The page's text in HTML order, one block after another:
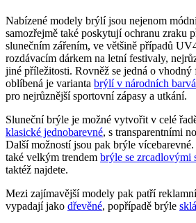
Nabízené modely brýlí jsou nejenom
samozřejmě také poskytují ochranu zraku
slunečním zářením, ve většině případů
rozdávacím dárkem na letní festivaly,
jiné příležitosti. Rovněž se jedná o
oblíbená je varianta brýlí v národních
pro nejrůznější sportovní zápasy a utkání.
Sluneční brýle je možné vytvořit v celé
klasické jednobarevné, s transparentními
Další možností jsou pak brýle
také velkým trendem brýle se zrcadlovými
taktéž najdete.
Mezi zajímavější modely pak patří
vypadají jako dřevěné, popřípadě brýle